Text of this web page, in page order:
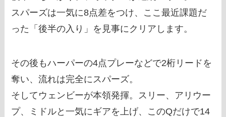
スパーズは一気に8点差をつけ、ここ最近課題だ
った「後半の入り」を見事にクリアします。
その後もハーパーの4点プレーなどで2桁リードを
奪い、流れは完全にスパーズ。
そしてウェンビーが本領発揮。スリー、アリウー
プ、ミドルと一気にギアを上げ、このQだけで14